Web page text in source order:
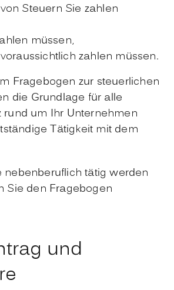
Steuern Sie zahlen
müssen,
zahlen müssen.
Fragebogen zur steuerlichen
die Grundlage für alle
rund um Ihr Unternehmen
Tätigkeit mit dem
nebenberuflich tätig werden
Sie den Fragebogen
und